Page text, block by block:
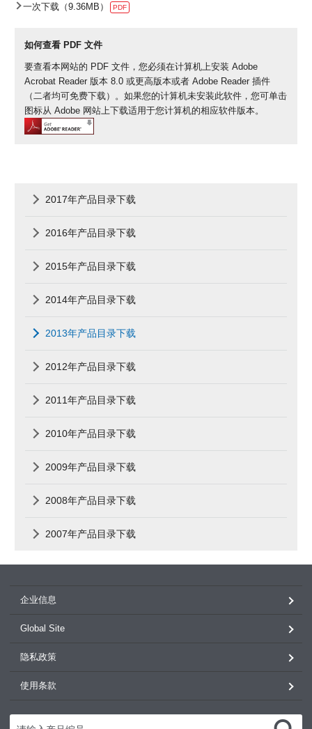
一次下载（9.36MB） PDF
如何查看 PDF 文件
要查看本网站的 PDF 文件，您必须在计算机上安装 Adobe
Acrobat Reader 版本 8.0 或更高版本或者 Adobe Reader 插件
（二者均可免费下载）。如果您的计算机未安装此软件，您可单击
图标从 Adobe 网站上下载适用于您计算机的相应软件版本。
2017年产品目录下载
2016年产品目录下载
2015年产品目录下载
2014年产品目录下载
2013年产品目录下载
2012年产品目录下载
2011年产品目录下载
2010年产品目录下载
2009年产品目录下载
2008年产品目录下载
2007年产品目录下载
企业信息
Global Site
隐私政策
使用条款